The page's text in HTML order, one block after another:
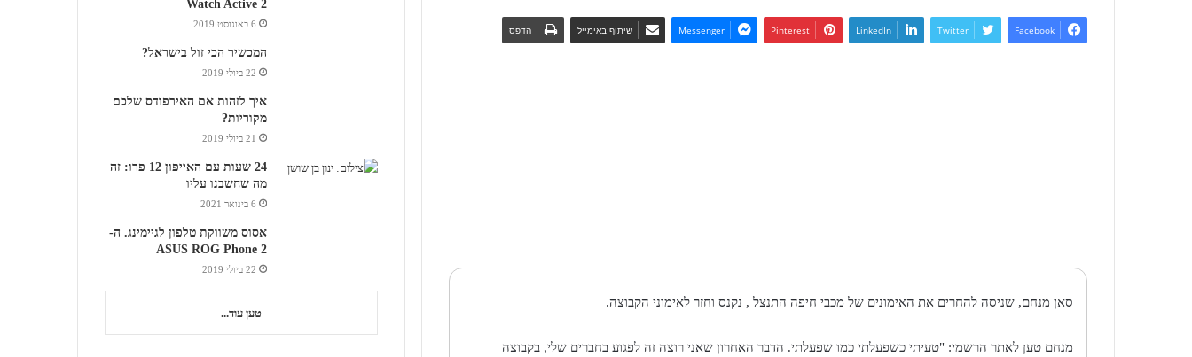
Facebook
Twitter
LinkedIn
Pinterest
Messenger שיתוף באימייל הדפס
סאן מנחם, שניסה להחרים את האימונים של מכבי חיפה התנצל , נקנס וחזר לאימוני הקבוצה.
מנחם טען לאתר הרשמי: "טעיתי כשפעלתי כמו שפעלתי. הדבר האחרון שאני רוצה זה לפגוע בחברים שלי, בקבוצה
Watch Active 2
6 באוגוסט 2019
המכשיר הכי זול בישראל?
22 ביולי 2019
איך לזהות אם האירפודס שלכם
מקוריות?
21 ביולי 2019
24 שעות עם האייפון 12 פרו: זה
מה שחשבנו עליו
6 בינואר 2021
אסוס משווקת טלפון לגיימינג. ה-
ASUS ROG Phone 2
22 ביולי 2019
טען עוד...